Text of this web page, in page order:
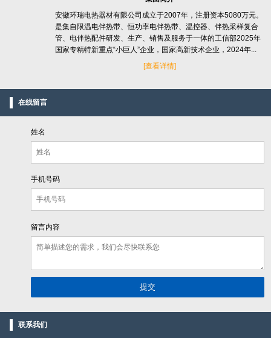
安徽环瑞电热器材有限公司成立于2007年，注册资本5080万元。
是集自限温电伴热带、恒功率电伴热带、温控器、伴热采样复合
管、电伴热配件研发、生产、销售及服务于一体的工信部2025年
国家专精特新重点“小巨人”企业，国家高新技术企业，2024年...
[查看详情]
在线留言
姓名
手机号码
留言内容
联系我们